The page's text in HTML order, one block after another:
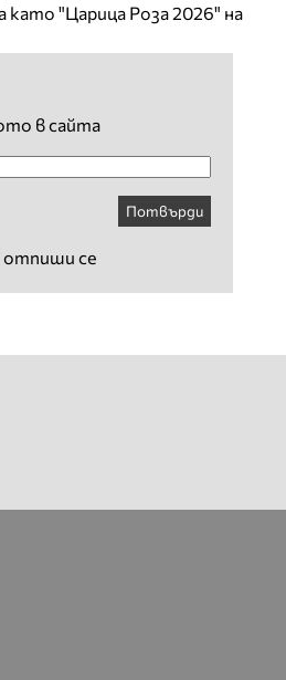
като "Царица Роза 2026" на
в сайта
Потвърди
отпиши се